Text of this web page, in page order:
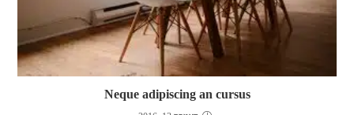
Neque adipiscing an cursus